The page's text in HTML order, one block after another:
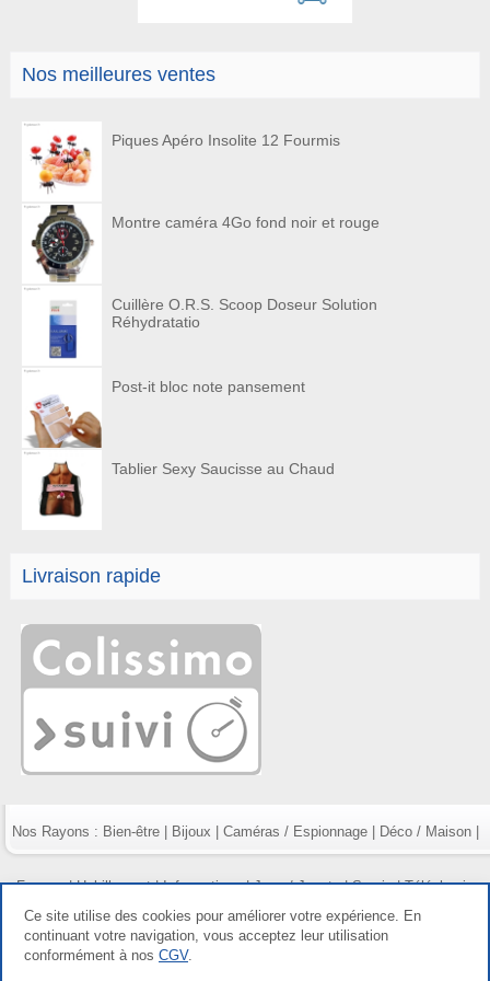
Nos meilleures ventes
Piques Apéro Insolite 12 Fourmis
Montre caméra 4Go fond noir et rouge
Cuillère O.R.S. Scoop Doseur Solution
Réhydratatio
Post-it bloc note pansement
Tablier Sexy Saucisse au Chaud
Livraison rapide
Nos Rayons : Bien-être| Bijoux Caméras / Espionnage| Déco / Maison|
Fumeur|Habillement|Informatique|Jeux / Jouets|Survie|Téléphonie
Copyright gdetout.fr 2026, tous droits réservés |
Ce site utilise des cookies pour améliorer votre expérience. En
continuant votre navigation, vous acceptez leur utilisation
conformément à nos CGV.